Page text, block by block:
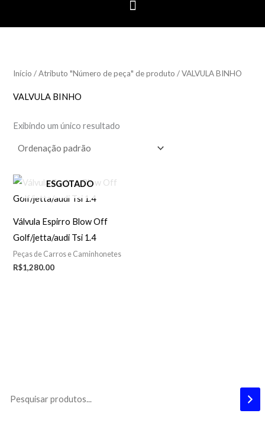
Início / Atributo "Número de peça" de produto / VALVULA BINHO
VALVULA BINHO
Exibindo um único resultado
ESGOTADO
Válvula Espirro Blow Off
Golf/jetta/audi Tsi 1.4
Peças de Carros e Caminhonetes
R$1,280.00